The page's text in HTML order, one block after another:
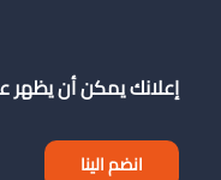
إعلانك يمكن أن يظهر
انضم الينا